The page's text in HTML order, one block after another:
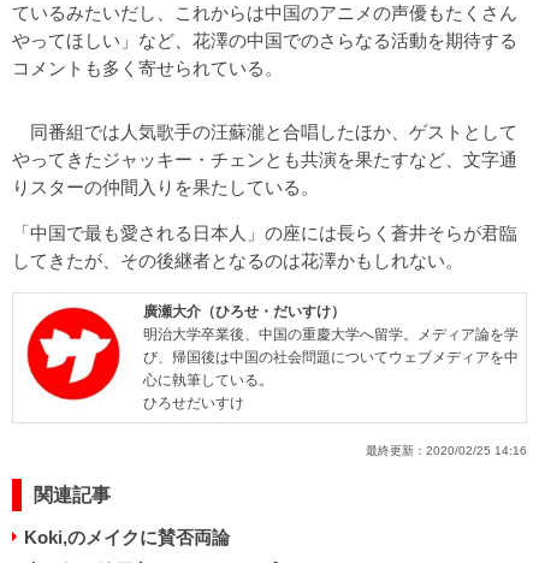
ているみたいだし、これからは中国のアニメの声優もたくさん
やってほしい」など、花澤の中国でのさらなる活動を期待する
コメントも多く寄せられている。
同番組では人気歌手の汪蘇瀧と合唱したほか、ゲストとして
やってきたジャッキー・チェンとも共演を果たすなど、文字通
りスターの仲間入りを果たしている。
「中国で最も愛される日本人」の座には長らく蒼井そらが君臨
してきたが、その後継者となるのは花澤かもしれない。
廣瀬大介（ひろせ・だいすけ）
明治大学卒業後、中国の重慶大学へ留学。メディア論を学
び、帰国後は中国の社会問題についてウェブメディアを中
心に執筆している。
ひろせだいすけ
最終更新： 2020/02/25 14:16
関連記事
Koki,のメイクに賛否両論